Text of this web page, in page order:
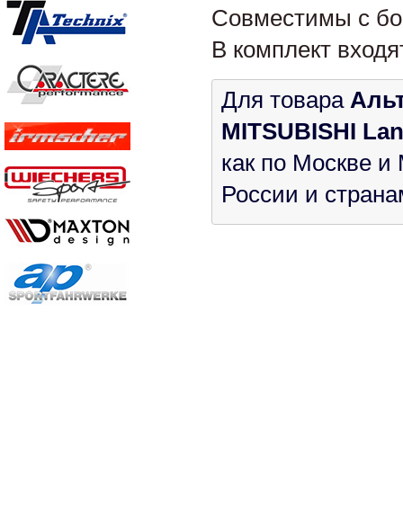
Совместимы с
В комплект
Для товара
MITSUBISHI
как по Москве и
России и